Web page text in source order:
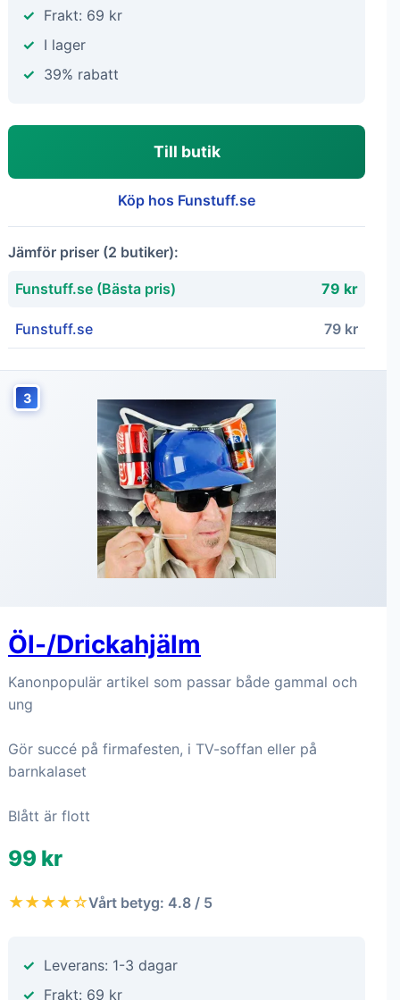
Frakt: 69 kr
I lager
39% rabatt
Till butik
Köp hos Funstuff.se
Jämför priser (2 butiker):
Funstuff.se (Bästa pris) 79 kr
Funstuff.se 79 kr
3
Öl-/Drickahjälm
Kanonpopulär artikel som passar både gammal och
ung
Gör succé på firmafesten, i TV-soffan eller på
barnkalaset
Blått är flott
99 kr
★★★★☆Vårt betyg: 4.8 / 5
Leverans: 1-3 dagar
Frakt: 69 kr